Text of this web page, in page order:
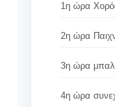
1η ώρα
2η ώρα
3η ώρα
4η ώρα